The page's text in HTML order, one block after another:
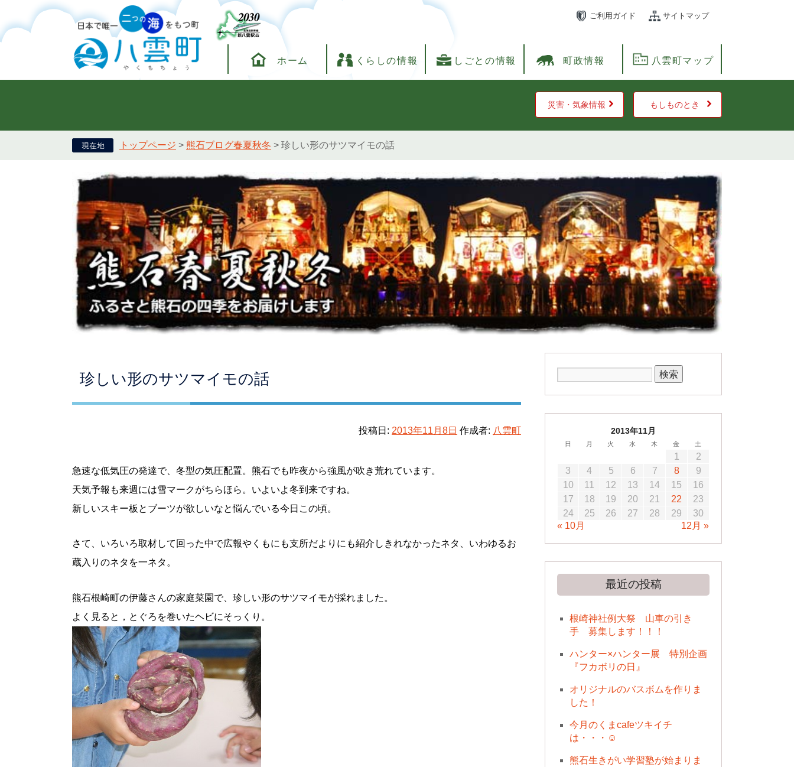
ご利用ガイド サイトマップ
ホーム くらしの情報 しごとの情報 町政情報 八雲町マップ
災害・気象情報 もしものとき
トップページ > 熊石ブログ春夏秋冬 > 珍しい形のサツマイモの話
珍しい形のサツマイモの話
投稿日: 2013年11月8日 作成者: 八雲町
急速な低気圧の発達で、冬型の気圧配置。熊石でも昨夜から強風が吹き荒れています。
天気予報も来週には雪マークがちらほら。いよいよ冬到来ですね。
新しいスキー板とブーツが欲しいなと悩んでいる今日この頃。
さて、いろいろ取材して回った中で広報やくもにも支所だよりにも紹介しきれなかったネタ、いわゆるお
蔵入りのネタを一ネタ。
熊石根崎町の伊藤さんの家庭菜園で、珍しい形のサツマイモが採れました。
よく見ると，とぐろを巻いたヘビにそっくり。
2013年11月
日 月 火 水 木 金 土
1
2
3
4 5 6 7 8
9
10
11 12 13 14 15
16
17
18 19 20 21 22
23
24
25 26 27 28 29
30
« 10月
12月 »
最近の投稿
根崎神社例大祭 山車の引き
手 募集します！！！
ハンター×ハンター展 特別企画
『フカボリの日』
オリジナルのバスボムを作りま
した！
今月のくまcafeツキイチ
は・・・☺
熊石生きがい学習塾が始まりま